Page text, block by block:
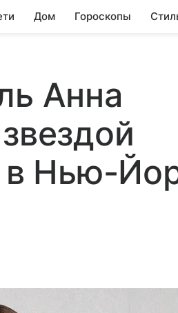
Дом Гороскопы
Анна
в Нью-